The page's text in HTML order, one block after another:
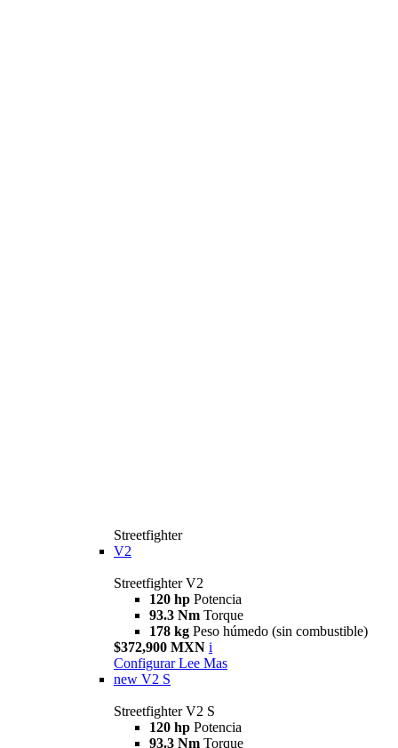
Streetfighter
V2
Streetfighter V2
120 hp Potencia
93.3 Nm Torque
178 kg Peso húmedo (sin combustible)
$372,900 MXN i
Configurar Lee Mas
new V2 S
Streetfighter V2 S
120 hp Potencia
93.3 Nm Torque